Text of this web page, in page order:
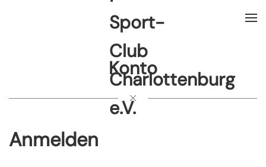
Konto
Anmelden